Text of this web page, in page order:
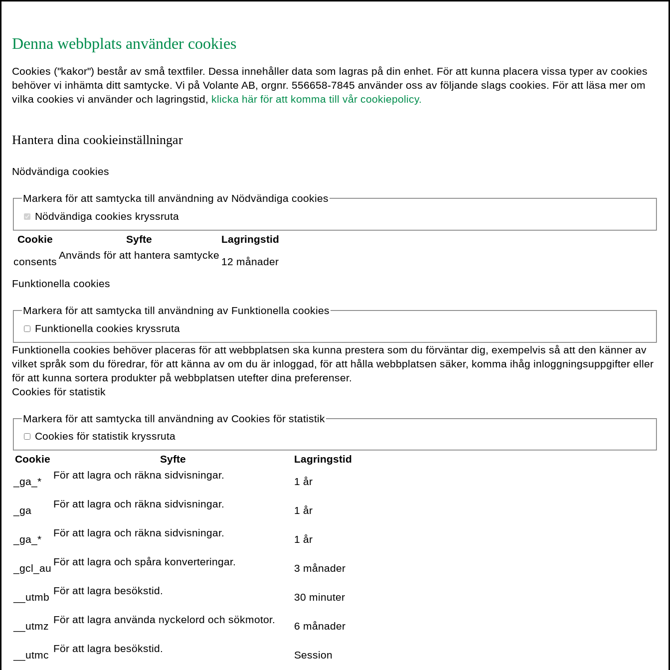
Heléne Lidström
Microsoft
1 oktober 2015
VILL DU FÅ VÅRT NYHETSBREV?
evenemang levereras
ungefär en gång i veckan till
din inbox
Volante
Sweden
+46(0) 8 702 15 19
Denna webbplats använder cookies
Cookies ("kakor") består av små textfiler. Dessa innehåller data som lagras på din enhet. För att kunna placera vissa typer av cookies
behöver vi inhämta ditt samtycke. Vi på Volante AB, orgnr. 556658-7845 använder oss av följande slags cookies. För att läsa mer om
vilka cookies vi använder och lagringstid, klicka här för att komma till vår cookiepolicy.
Hantera dina cookieinställningar
Nödvändiga cookies
Markera för att samtycka till användning av Nödvändiga cookies
Nödvändiga cookies kryssruta
Cookie Syfte
Lagringstid
consents
Används för att hantera samtycke
12 månader
Funktionella cookies
Markera för att samtycka till användning av Funktionella cookies
Funktionella cookies kryssruta
Funktionella cookies behöver placeras för att webbplatsen ska kunna prestera som du förväntar dig, exempelvis så att den känner av
vilket språk som du föredrar, för att känna av om du är inloggad, för att hålla webbplatsen säker, komma ihåg inloggningsuppgifter eller
för att kunna sortera produkter på webbplatsen utefter dina preferenser.
Cookies för statistik
Markera för att samtycka till användning av Cookies för statistik
Cookies för statistik kryssruta
Cookie Syfte
Lagringstid
_ga_*
För att lagra och räkna sidvisningar.
1 år
_ga
För att lagra och räkna sidvisningar.
1 år
_ga_*
För att lagra och räkna sidvisningar.
1 år
_gcl_au
För att lagra och spåra konverteringar.
3 månader
__utmb
För att lagra besökstid.
30 minuter
__utmz
För att lagra använda nyckelord och sökmotor.
6 månader
__utmc
För att lagra besökstid.
Session